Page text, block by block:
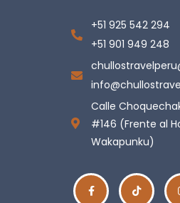
+51 925 542 294
+51 901 949 248
Calle
#146 (Frente al
Wakapunku)